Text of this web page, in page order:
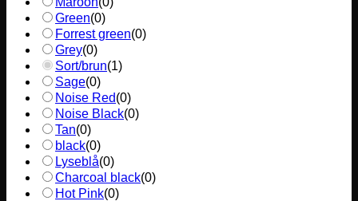
Green(0)
Forrest green(0)
Grey(0)
Sort/brun(1)
Sage(0)
Noise Red(0)
Noise Black(0)
Tan(0)
black(0)
Lyseblå(0)
Charcoal black(0)
Hot Pink(0)